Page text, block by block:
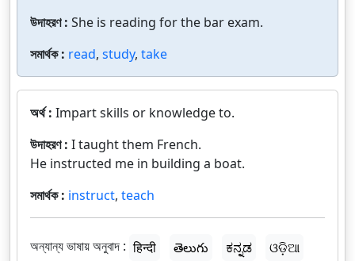
উদাহরণ : She is reading for the bar exam.
সমার্থক : read, study, take
অর্থ : Impart skills or knowledge to.
উদাহরণ : I taught them French.
He instructed me in building a boat.
সমার্থক : instruct, teach
অন্যান্য ভাষায় অনুবাদ : हिन्दी తెలుగు ಕನ್ನಡ
ଓଡ଼ିଆ